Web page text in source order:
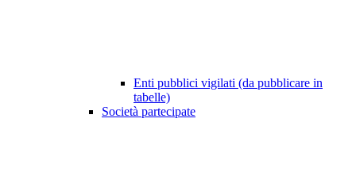
Enti pubblici vigilati (da pubblicare in
tabelle)
Società partecipate